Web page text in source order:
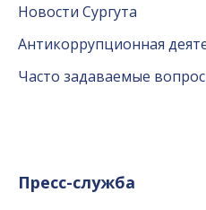
Новости Сургута
Антикоррупционная
Часто задаваемые
Пресс-служба